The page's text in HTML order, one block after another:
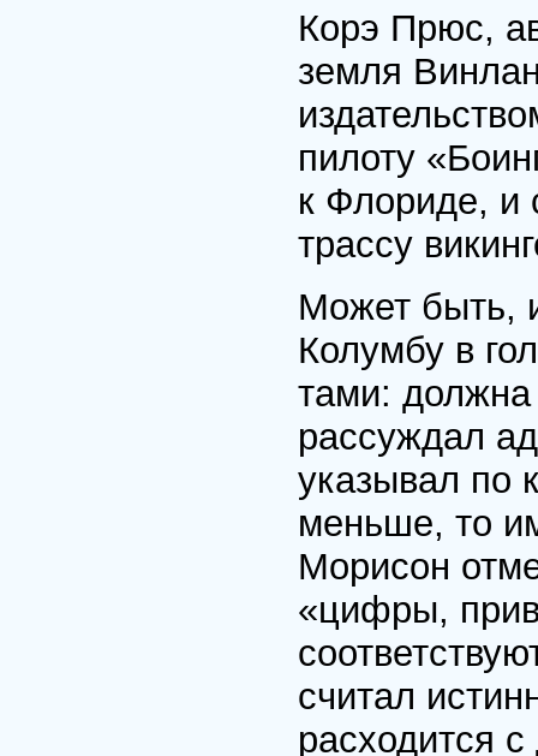
Корэ Прюс,
земля
пилоту
к Флориде, и
трассу
Может быть,
Колумбу в
тами: должна
рас­суждал
указывал по
меньше, то
Морисон
«цифры,
считал
расходится